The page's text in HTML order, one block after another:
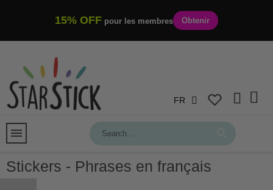
15% OFF pour les membres Obtenir
FR
Stickers - Phrases en français